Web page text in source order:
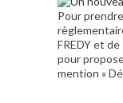
Pour
FREDY et
pour
mention «